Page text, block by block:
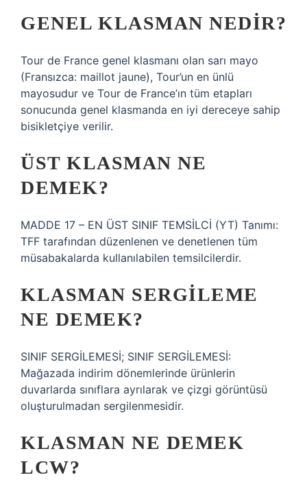
GENEL KLASMAN NEDIR?
Tour de France genel klasmanı olan sarı mayo
(Fransızca: maillot jaune), Tour’un en ünlü
mayosudur ve Tour de France’ın tüm etapları
sonucunda genel klasmanda en iyi dereceye sahip
bisikletçiye verilir.
ÜST KLASMAN NE
DEMEK?
MADDE 17 – EN ÜST SINIF TEMSİLCİ (YT) Tanımı:
TFF tarafından düzenlenen ve denetlenen tüm
müsabakalarda kullanılabilen temsilcilerdir.
KLASMAN SERGILEME
NE DEMEK?
SINIF SERGİLEMESİ; SINIF SERGİLEMESİ:
Mağazada indirim dönemlerinde ürünlerin
duvarlarda sınıflara ayrılarak ve çizgi görüntüsü
oluşturulmadan sergilenmesidir.
KLASMAN NE DEMEK
LCW?